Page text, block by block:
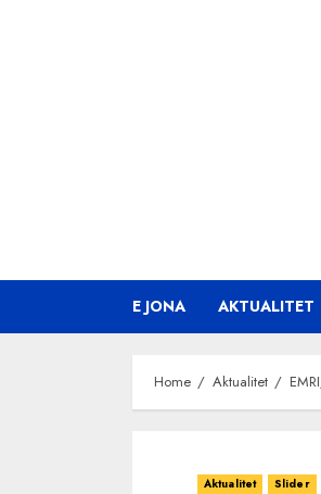
E JONA AKTUALITET
Home Aktualitet
Aktualitet Slider